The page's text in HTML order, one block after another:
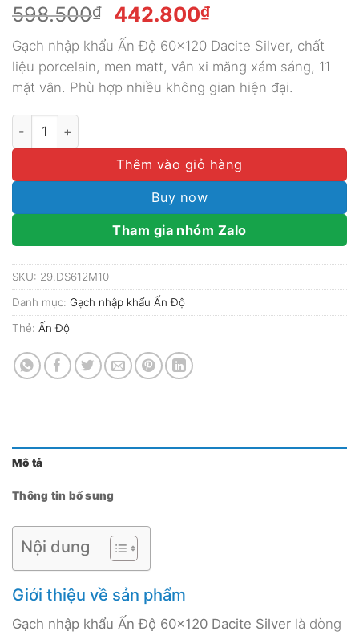
598.500₫
Giá
gốc
là:
598.500₫.
442.800₫Giá
tại
là:
442.800₫.
Gạch nhập khẩu Ấn Độ 60×120 Dacite Silver, chất
liệu porcelain, men matt, vân xi măng xám sáng, 11
mặt vân. Phù hợp nhiều không gian hiện đại.
Gạch nhập khẩu Ấn Độ 60x120 Dacite Silver số lượng
Thêm vào giỏ hàng
Buy now
Tham gia nhóm Zalo
SKU: 29.DS612M10
Danh mục: Gạch nhập khẩu Ấn Độ
Thẻ: Ấn Độ
Mô tả
Thông tin bổ sung
Nội dung
Giới thiệu về sản phẩm
Gạch nhập khẩu Ấn Độ 60×120 Dacite Silver là dòng